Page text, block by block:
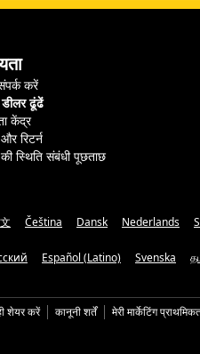
करें
ढूंढें
केंद्र
रिटर्न
स्थिति संबंधी पूछताछ
Čeština Dansk Nederlands
Español (Latino) Svenska
शेयर करें कानूनी शर्तें मेरी मार्केटिंग